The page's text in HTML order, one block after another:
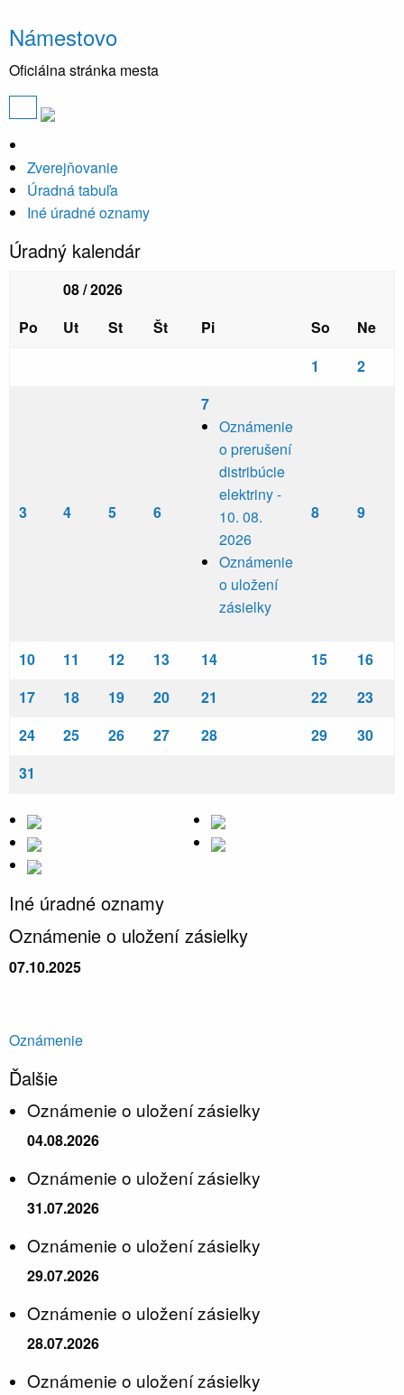
Námestovo
Oficiálna stránka mesta
Zverejňovanie
Úradná tabuľa
Iné úradné oznamy
Úradný kalendár
08 / 2026
Po
Ut St Št Pi So
Ne
1
2
3 4 5 6
7
Oznámenie
o prerušení
distribúcie
elektriny -
10. 08.
2026
Oznámenie
o uložení
zásielky
8 9
10 11 12 13 14 15
16
17
18 19 20 21 22
23
24
25 26 27 28 29
30
31
Iné úradné oznamy
Oznámenie o uložení zásielky
07.10.2025
Oznámenie
Ďalšie
Oznámenie o uložení zásielky
04.08.2026
Oznámenie o uložení zásielky
31.07.2026
Oznámenie o uložení zásielky
29.07.2026
Oznámenie o uložení zásielky
28.07.2026
Oznámenie o uložení zásielky